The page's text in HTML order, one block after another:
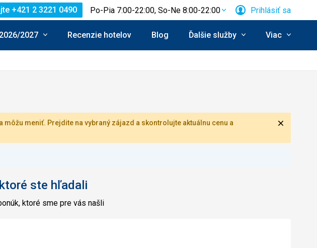
+421 2 3221 0490 Po-Pia 7:00-22:00, So-Ne 8:00-22:00 Prihlásiť sa
2027 Recenzie hotelov Blog Ďalšie služby Viac
môžu meniť. Prejdite na vybraný zájazd a skontrolujte aktuálnu cenu a
ste hľadali
ktoré sme pre vás našli